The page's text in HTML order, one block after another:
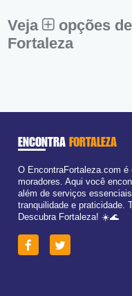
Dom:
Fechado
Veja
opções
Fortaleza
ENCONTRA FORTALEZA
O EncontraFortaleza.com
moradores. Aqui você
além de serviços
tranquilidade e praticidade.
Descubra Fortaleza! ☀️🌊